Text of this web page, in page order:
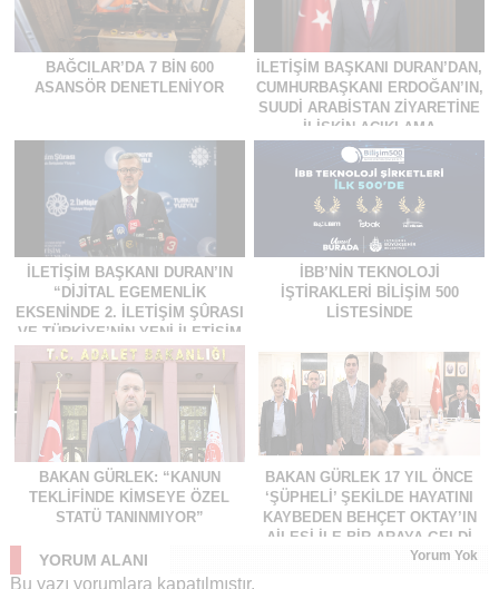
BAĞCILAR’DA 7 BIN 600
ASANSÖR DENETLENIYOR
İLETIŞIM BAŞKANI DURAN’DAN,
CUMHURBAŞKANI ERDOĞAN’IN,
SUUDI ARABISTAN ZIYARETINE
ILIŞKIN AÇIKLAMA
İLETIŞIM BAŞKANI DURAN’IN
“DIJITAL EGEMENLIK
EKSENINDE 2. İLETIŞIM ŞÛRASI
VE TÜRKIYE’NIN YENI İLETIŞIM
VIZYONU” BAŞLIKLI MAKALESI
İBB’NIN TEKNOLOJI
İŞTIRAKLERI BILIŞIM 500
LISTESINDE
BAKAN GÜRLEK: “KANUN
TEKLIFINDE KIMSEYE ÖZEL
STATÜ TANINMIYOR”
BAKAN GÜRLEK 17 YIL ÖNCE
‘ŞÜPHELI’ ŞEKILDE HAYATINI
KAYBEDEN BEHÇET OKTAY’IN
AILESI İLE BIR ARAYA GELDI
YORUM ALANI Yorum Yok
Bu yazı yorumlara kapatılmıştır.